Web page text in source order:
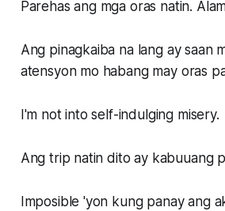
Parehas ang mga oras natin.
Ang pinagkaiba na lang ay saan
atensyon mo habang may oras
I'm not into self-indulging misery.
Ang trip natin dito ay kabuuang
Imposible 'yon kung panay ang